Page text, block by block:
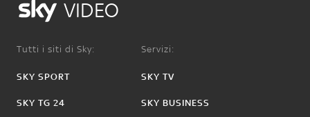
VIDEO
Tutti i siti di Sky:
SKY SPORT
SKY TG 24
Servizi:
SKY TV
SKY BUSINESS